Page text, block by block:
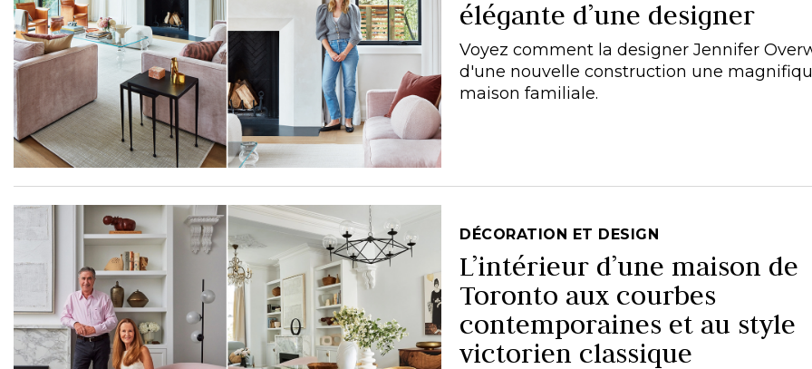
élégante d’une designer
Voyez comment la designer Jennifer
d'une nouvelle construction une
maison familiale.
DÉCORATION ET DESIGN
L’intérieur d’une maison de
Toronto aux courbes
contemporaines et au style
victorien classique